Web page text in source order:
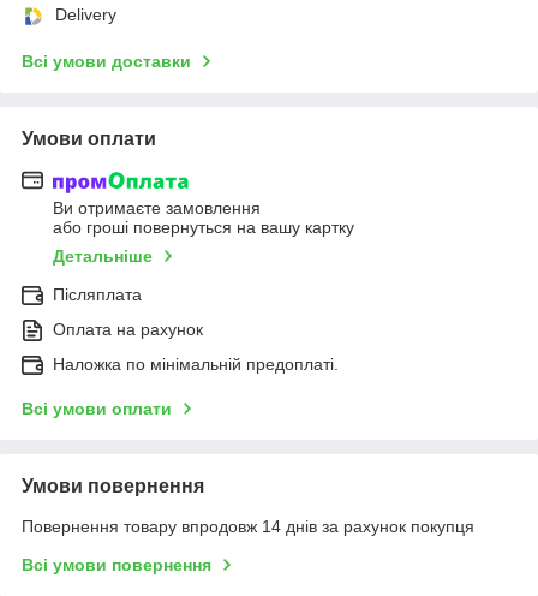
Delivery
Всі умови доставки
Умови оплати
Ви отримаєте замовлення
або гроші повернуться на вашу картку
Детальніше
Післяплата
Оплата на рахунок
Наложка по мінімальній предоплаті.
Всі умови оплати
Умови повернення
Повернення товару впродовж 14 днів за рахунок покупця
Всі умови повернення